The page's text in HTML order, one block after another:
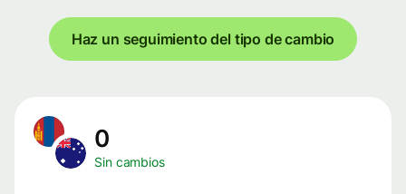
Haz un seguimiento del tipo de cambio
0
Sin cambios